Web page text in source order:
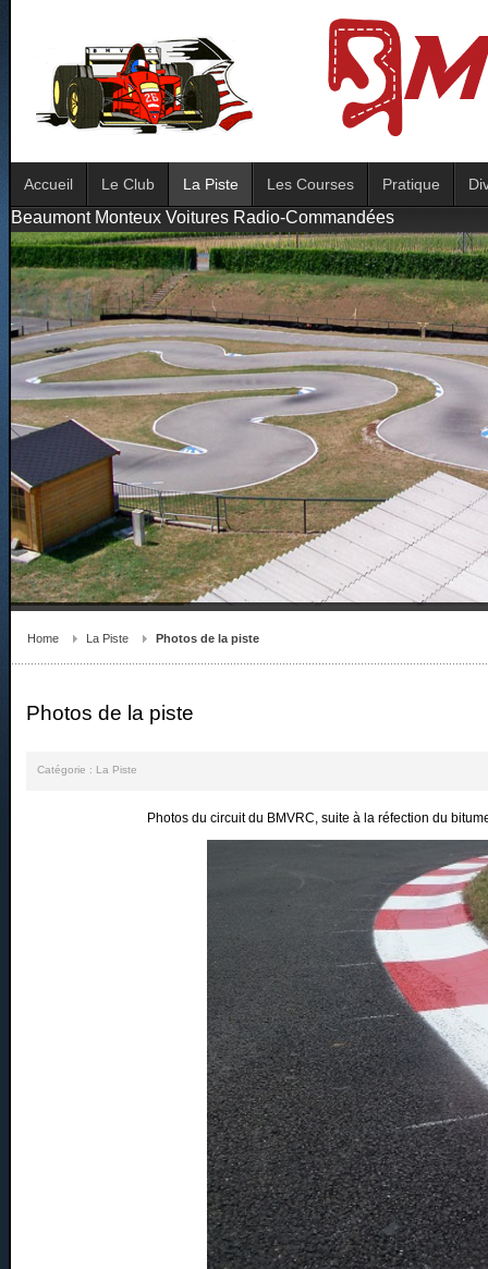
Accueil Le Club La Piste Les Courses Pratique
Beaumont Monteux Voitures Radio-Commandées
Notre Club
Home La Piste Photos de la piste
Photos de la piste
Catégorie : La Piste
Photos du circuit du BMVRC, suite à la réfection du